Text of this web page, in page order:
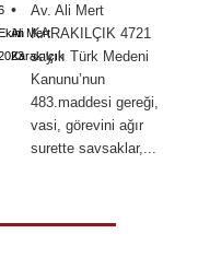
•
Ali Mert
Karakılçık
Av. Ali Mert
KARAKILÇIK 4721
sayılı Türk Medeni
Kanunu’nun
483.maddesi gereği,
vasi, görevini ağır
surette savsaklar,...